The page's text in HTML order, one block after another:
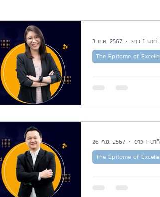
เปลี่ยน “ก
เรียนรู้” : การแบ่งปัน
ประสบกา
ผศ.ทพญ. ด
ยากูล
The Epitome of
3 ต.ค. 2567 ยาว 1 นาที
เปิดสูตรลับ
The Epitome of
26 ก.ย. 2567 ยาว 1 นาที